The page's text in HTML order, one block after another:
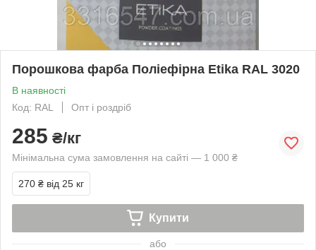
Порошкова фарба Поліефірна Etika RAL 3020
В наявності
Код: RAL
Опт і роздріб
285 ₴/кг
Мінімальна сума замовлення на сайті — 1 000 ₴
270 ₴ від 25 кг
Купити
або